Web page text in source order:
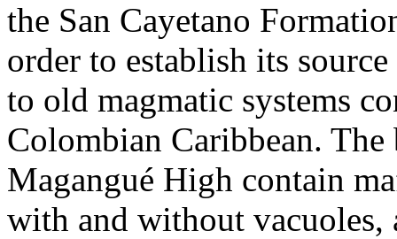
the San Cayetano
order to establish its
to old magmatic systems
Colombian Caribbean. The
Magangué High contain
with and without vacuoles,